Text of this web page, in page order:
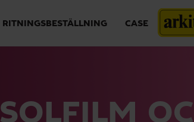
RITNINGSBESTÄLLNING CASE
SOLFILM